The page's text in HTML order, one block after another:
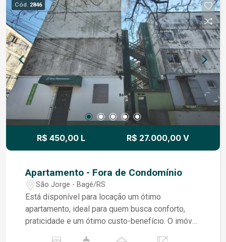
Cód. 2846
R$ 450,00 L R$ 27.000,00 V
Apartamento - Fora de Condomínio
São Jorge - Bagé/RS
Está disponível para locação um ótimo
apartamento, ideal para quem busca conforto,
praticidade e um ótimo custo-benefício. O imóvel